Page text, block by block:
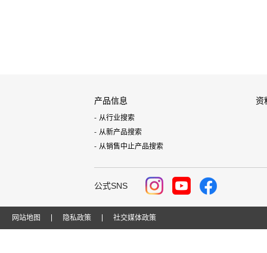
产品信息
从行业搜索
从新产品搜索
从销售中止产品搜索
资
公式SNS
网站地图 隐私政策 社交媒体政策